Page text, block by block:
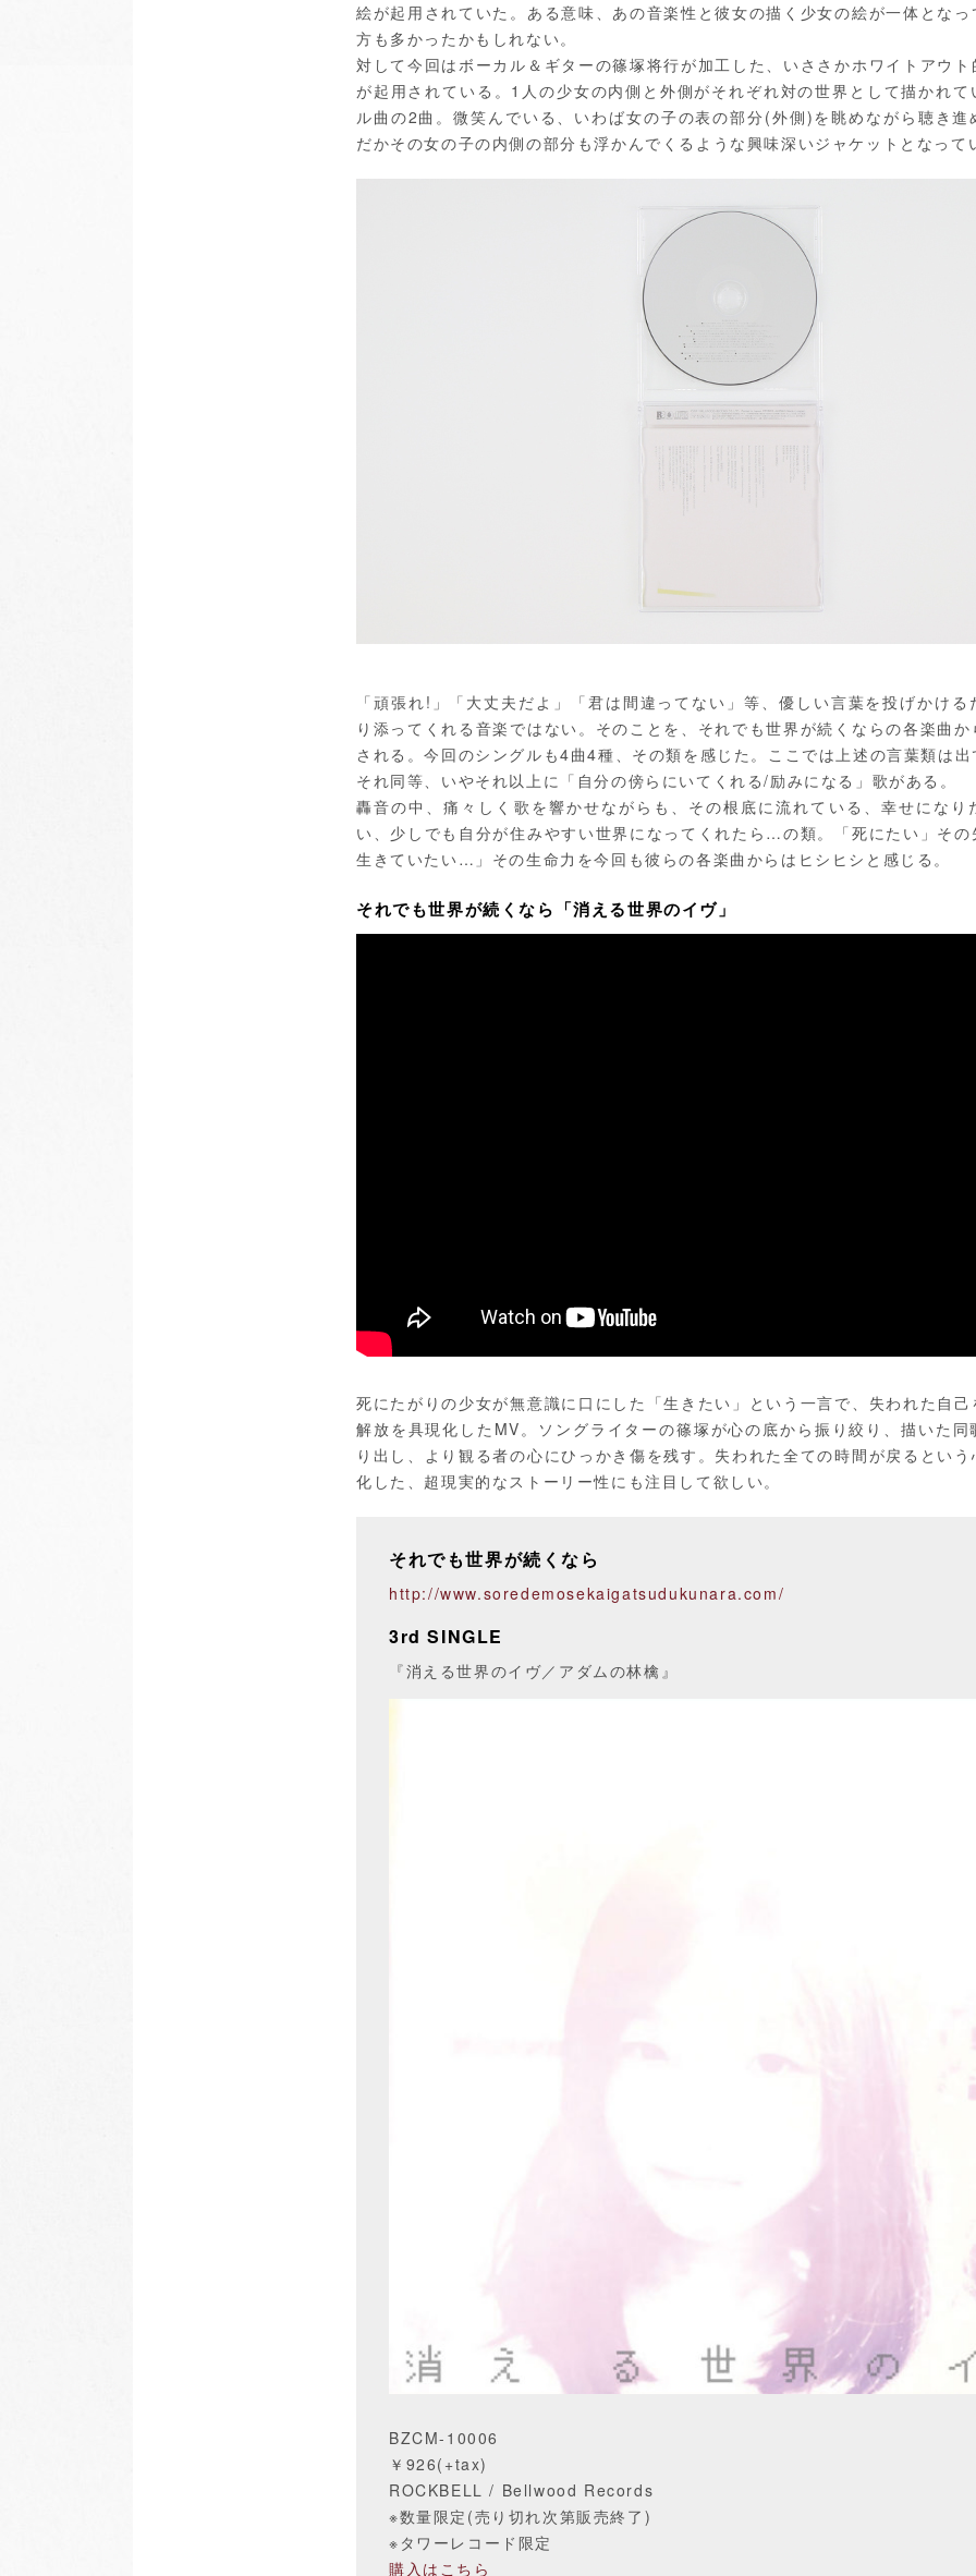
絵が起用されていた。ある意味、あの音楽性と彼女の描く少女の絵が一体とな
方も多かったかもしれない。
対して今回はボーカル＆ギターの篠塚将行が加工した、いささかホワイトアウ
が起用されている。1人の少女の内側と外側がそれぞれ対の世界として描かれ
ル曲の2曲。微笑んでいる、いわば女の子の表の部分(外側)を眺めながら聴き進
だかその女の子の内側の部分も浮かんでくるような興味深いジャケットとなって
「頑張れ!」「大丈夫だよ」「君は間違ってない」等、優しい言葉を投げかけ
り添ってくれる音楽ではない。そのことを、それでも世界が続くならの各楽曲
される。今回のシングルも4曲4種、その類を感じた。ここでは上述の言葉類は
それ同等、いやそれ以上に「自分の傍らにいてくれる/励みになる」歌がある。
轟音の中、痛々しく歌を響かせながらも、その根底に流れている、幸せになり
い、少しでも自分が住みやすい世界になってくれたら…の類。「死にたい」そ
生きていたい…」その生命力を今回も彼らの各楽曲からはヒシヒシと感じる。
それでも世界が続くなら「消える世界のイヴ」
死にたがりの少女が無意識に口にした「生きたい」という一言で、失われた自
解放を具現化したMV。ソングライターの篠塚が心の底から振り絞り、描いた
り出し、より観る者の心にひっかき傷を残す。失われた全ての時間が戻るとい
化した、超現実的なストーリー性にも注目して欲しい。
それでも世界が続くなら
http://www.soredemosekaigatsudukunara.com/
3rd SINGLE
『消える世界のイヴ／アダムの林檎』
BZCM-10006
￥926(+tax)
ROCKBELL / Bellwood Records
※数量限定(売り切れ次第販売終了)
※タワーレコード限定
購入はこちら